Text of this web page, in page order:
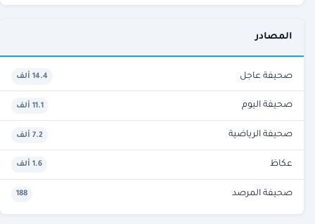
المصادر
صحيفة عاجل 14.4 ألف
صحيفة اليوم 11.1 ألف
صحيفة الرياضية 7.2 ألف
عكاظ 1.6 ألف
صحيفة المرصد 188